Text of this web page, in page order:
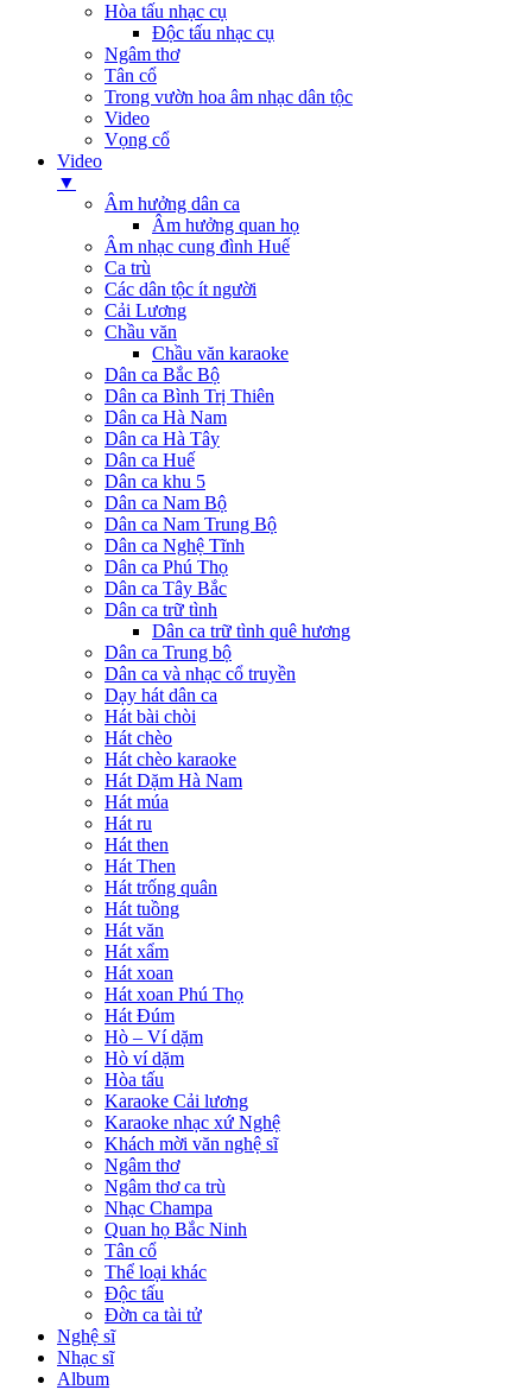
Hòa tấu nhạc cụ
Độc tấu nhạc cụ
Ngâm thơ
Tân cổ
Trong vườn hoa âm nhạc dân tộc
Video
Vọng cổ
Video
▼
Âm hưởng dân ca
Âm hưởng quan họ
Âm nhạc cung đình Huế
Ca trù
Các dân tộc ít người
Cải Lương
Chầu văn
Chầu văn karaoke
Dân ca Bắc Bộ
Dân ca Bình Trị Thiên
Dân ca Hà Nam
Dân ca Hà Tây
Dân ca Huế
Dân ca khu 5
Dân ca Nam Bộ
Dân ca Nam Trung Bộ
Dân ca Nghệ Tĩnh
Dân ca Phú Thọ
Dân ca Tây Bắc
Dân ca trữ tình
Dân ca trữ tình quê hương
Dân ca Trung bộ
Dân ca và nhạc cổ truyền
Dạy hát dân ca
Hát bài chòi
Hát chèo
Hát chèo karaoke
Hát Dặm Hà Nam
Hát múa
Hát ru
Hát then
Hát Then
Hát trống quân
Hát tuồng
Hát văn
Hát xẩm
Hát xoan
Hát xoan Phú Thọ
Hát Đúm
Hò – Ví dặm
Hò ví dặm
Hòa tấu
Karaoke Cải lương
Karaoke nhạc xứ Nghệ
Khách mời văn nghệ sĩ
Ngâm thơ
Ngâm thơ ca trù
Nhạc Champa
Quan họ Bắc Ninh
Tân cổ
Thể loại khác
Độc tấu
Đờn ca tài tử
Nghệ sĩ
Nhạc sĩ
Album